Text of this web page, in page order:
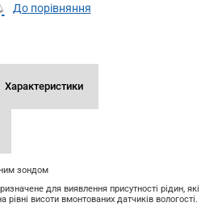
До порівняння
Характеристики
зондом
для виявлення присутності рідин, які
висоти вмонтованих датчиків вологості.